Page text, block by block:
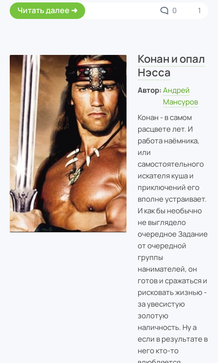
Читать далее 0 1
Конан и опал
Нэсса
Автор: Андрей
Мансуров
Конан - в самом
расцвете лет. И
работа наёмника,
или
самостоятельного
искателя куша и
приключений его
вполне устраивает.
И как бы необычно
не выглядело
очередное Задание
от очередной
группы
нанимателей, он
готов и сражаться и
рисковать жизнью -
за увесистую
золотую
наличность. Ну а
если в результате в
него кто-то